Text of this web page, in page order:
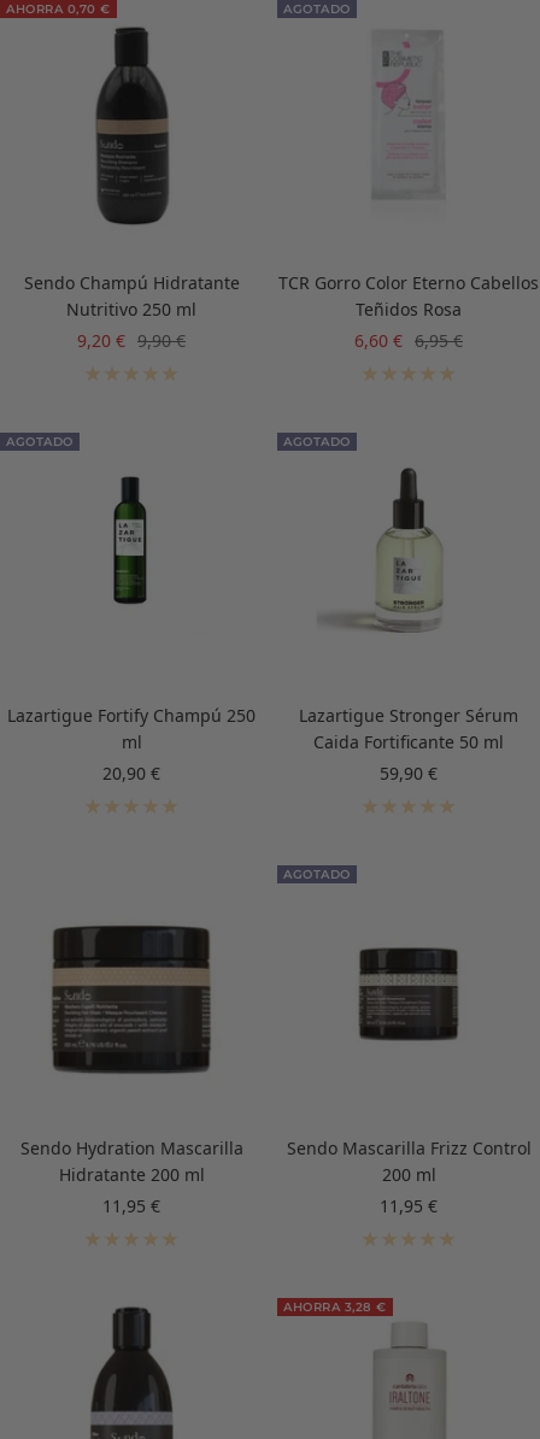
AHORRA 0,70 €
Sendo Champú Hidratante
Nutritivo 250 ml
Precio
de
9,20 € Precio
normal
9,90 €
AGOTADO
TCR Gorro Color Eterno Cabellos
Teñidos Rosa
Precio
de
6,60 € Precio
normal
6,95 €
AGOTADO
Lazartigue Fortify Champú 250
ml
Precio
de
20,90 €
AGOTADO
Lazartigue Stronger Sérum
Caida Fortificante 50 ml
Precio
de
59,90 €
Sendo Hydration Mascarilla
Hidratante 200 ml
Precio
de
11,95 €
AGOTADO
Sendo Mascarilla Frizz Control
200 ml
Precio
de
11,95 €
AHORRA 3,28 €